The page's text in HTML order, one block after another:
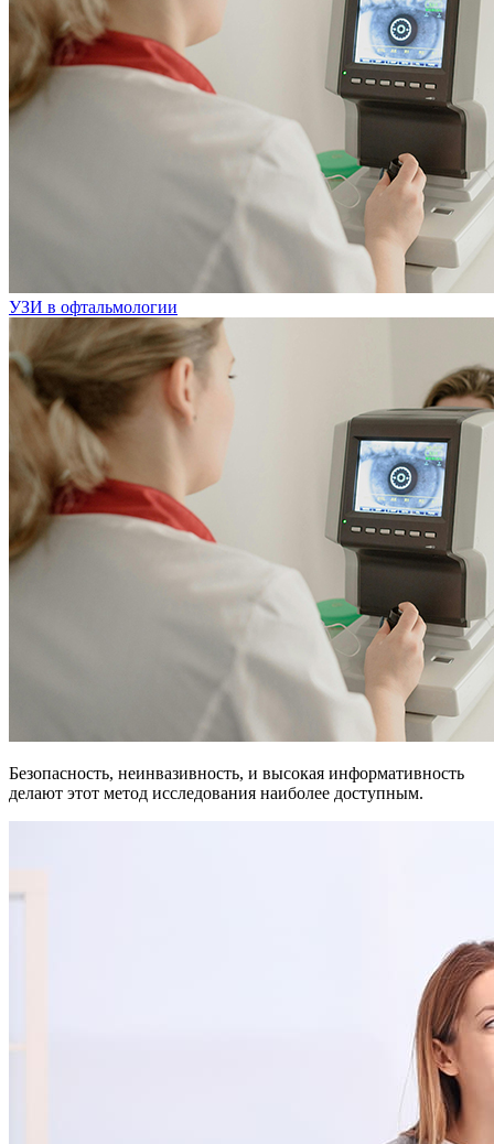
УЗИ в офтальмологии
Безопасность, неинвазивность, и высокая информативность
делают этот метод исследования наиболее доступным.